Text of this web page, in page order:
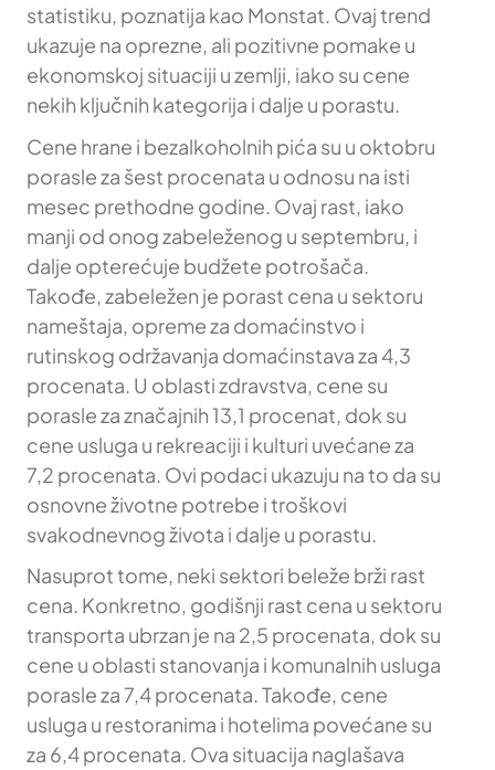
statistiku, poznatija kao Monstat. Ovaj trend
ukazuje na oprezne, ali pozitivne pomake u
ekonomskoj situaciji u zemlji, iako su cene
nekih ključnih kategorija i dalje u porastu.
Cene hrane i bezalkoholnih pića su u oktobru
porasle za šest procenata u odnosu na isti
mesec prethodne godine. Ovaj rast, iako
manji od onog zabeleženog u septembru, i
dalje opterećuje budžete potrošača.
Takođe, zabeležen je porast cena u sektoru
nameštaja, opreme za domaćinstvo i
rutinskog održavanja domaćinstava za 4,3
procenata. U oblasti zdravstva, cene su
porasle za značajnih 13,1 procenat, dok su
cene usluga u rekreaciji i kulturi uvećane za
7,2 procenata. Ovi podaci ukazuju na to da su
osnovne životne potrebe i troškovi
svakodnevnog života i dalje u porastu.
Nasuprot tome, neki sektori beleže brži rast
cena. Konkretno, godišnji rast cena u sektoru
transporta ubrzan je na 2,5 procenata, dok su
cene u oblasti stanovanja i komunalnih usluga
porasle za 7,4 procenata. Takođe, cene
usluga u restoranima i hotelima povećane su
za 6,4 procenata. Ova situacija naglašava